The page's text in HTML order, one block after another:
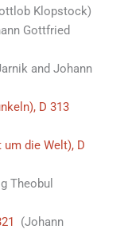
Klopstock)
Gottfried
and Johann
D 313
die Welt), D
Theobul
(Johann